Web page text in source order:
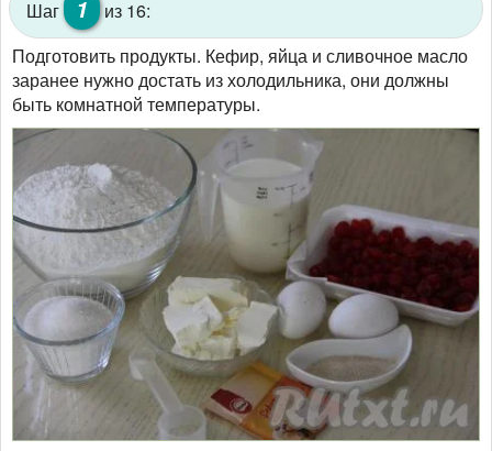
Шаг 1
из 16:
Подготовить продукты. Кефир, яйца и сливочное масло
заранее нужно достать из холодильника, они должны
быть комнатной температуры.